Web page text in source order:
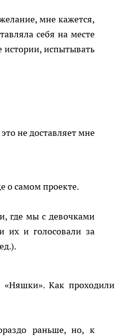
мне кажется,
себя на месте
истории, испытывать
не доставляет мне
о самом проекте.
где мы с девочками
их и голосовали за
Как проходили
раньше, но, к